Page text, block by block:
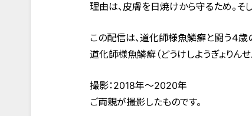
理由は、皮膚を日焼けから守るため。そ
この配信は、道化師様魚鱗癬と闘う４歳
道化師様魚鱗癬（どうけしようぎょりん
撮影：2018年～2020年
ご両親が撮影したものです。